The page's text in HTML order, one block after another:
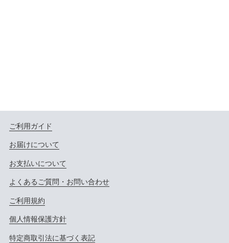
ご利用ガイド
お届けについて
お支払いについて
よくあるご質問・お問い合わせ
ご利用規約
個人情報保護方針
特定商取引法に基づく表記